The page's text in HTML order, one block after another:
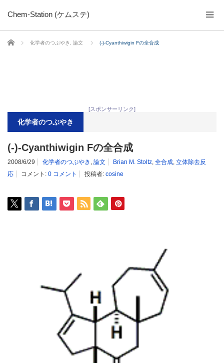
Chem-Station (ケムステ)
ホーム 化学者のつぶやき 論文 (-)-Cyanthiwigin Fの全合成
[スポンサーリンク]
化学者のつぶやき
(-)-Cyanthiwigin Fの全合成
2008/6/29 化学者のつぶやき , 論文 Brian M. Stoltz, 全合成, 立体除去反
応
コメント: 0 コメント 投稿者: cosine